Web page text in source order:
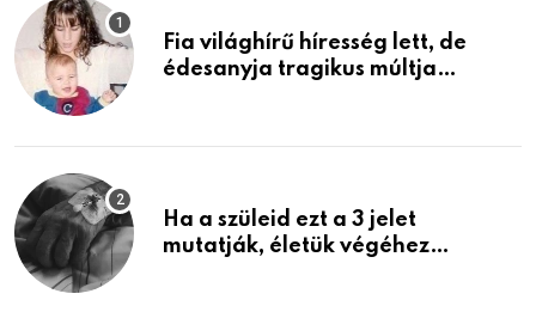
Fia világhírű híresség lett, de
édesanyja tragikus múltja
Ha a szüleid ezt a 3 jelet
mutatják, életük végéhez